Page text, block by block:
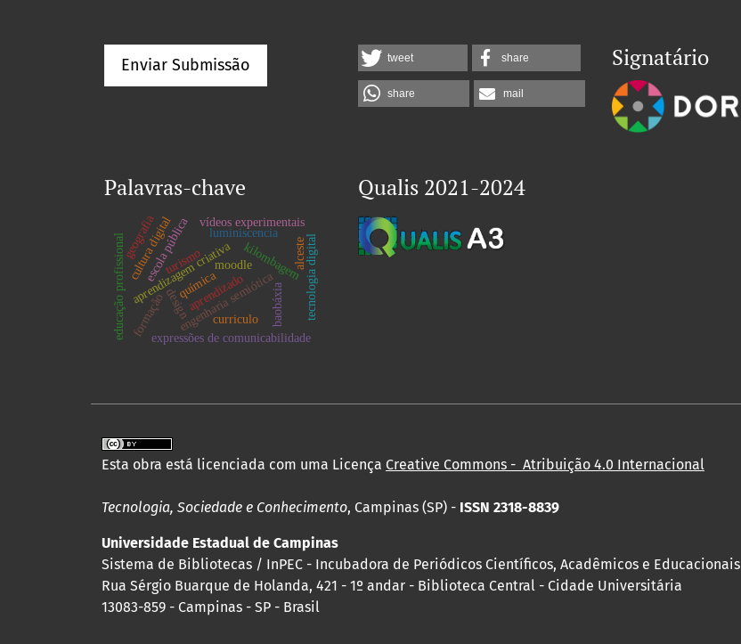
Enviar Submissão tweet share
share mail
Signatário
Palavras-chave
moodle
engenharia semiótica
expressões de comunicabilidade
aprendizagem criativa
escola pública
educação profissional kilombagemtecnologia digital
baobáxia
cultura digital
designaprendizado
vídeos experimentais
química
curriculo
formação
alceste
geografia
turismo
luminiscencia
Qualis 2021-2024
Esta obra está licenciada com uma Licença Creative Commons - Atribuição 4.0 Internacional
Tecnologia, Sociedade e Conhecimento, Campinas (SP) - ISSN 2318-8839
Universidade Estadual de Campinas
Sistema de Bibliotecas / InPEC - Incubadora de Periódicos Científicos, Acadêmicos e Educacionais
Rua Sérgio Buarque de Holanda, 421 - 1º andar - Biblioteca Central - Cidade Universitária
13083-859 - Campinas - SP - Brasil